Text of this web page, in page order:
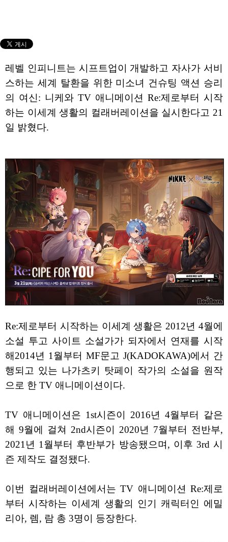
레벨 인피니트는 시프트업이 개발하고 자사가 서비
스하는 세계 탈환을 위한 미소녀 건슈팅 액션 승리
의 여신: 니케와 TV 애니메이션 Re:제로부터 시작
하는 이세계 생활의 컬래버레이션을 실시한다고 21
일 밝혔다.
Re:제로부터 시작하는 이세계 생활은 2012년 4월에
소설 투고 사이트 소설가가 되자에서 연재를 시작
해2014년 1월부터 MF문고 J(KADOKAWA)에서 간
행되고 있는 나가츠키 탓페이 작가의 소설을 원작
으로 한 TV 애니메이션이다.
TV 애니메이션은 1st시즌이 2016년 4월부터 같은
해 9월에 걸쳐 2nd시즌이 2020년 7월부터 전반부,
2021년 1월부터 후반부가 방송됐으며, 이후 3rd 시
즌 제작도 결정됐다.
이번 컬래버레이션에서는 TV 애니메이션 Re:제로
부터 시작하는 이세계 생활의 인기 캐릭터인 에밀
리아, 렘, 람 총 3명이 등장한다.